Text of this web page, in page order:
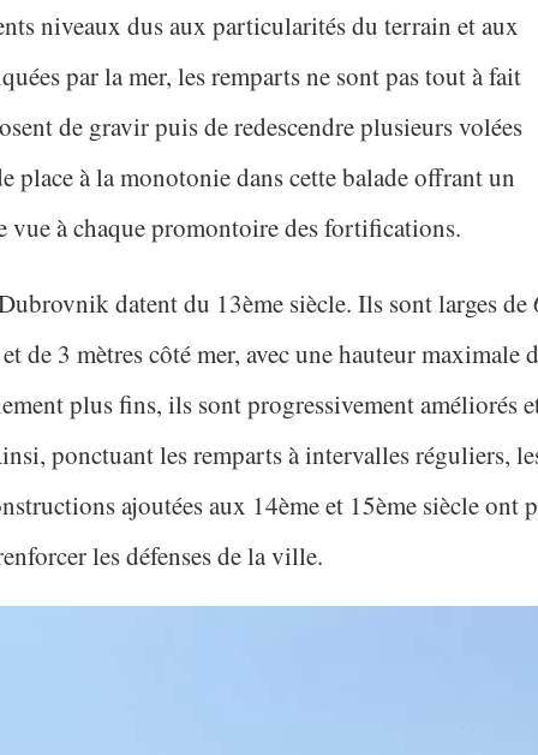
niveaux dus aux particularités du terrain et aux
par la mer, les remparts ne sont pas tout à fait
de gravir puis de redescendre plusieurs volées
place à la monotonie dans cette balade offrant un
vue à chaque promontoire des fortifications.
datent du 13ème siècle. Ils sont larges de
de 3 mètres côté mer, avec une hauteur maximale
plus fins, ils sont progressivement améliorés
ponctuant les remparts à intervalles réguliers,
ajoutées aux 14ème et 15ème siècle ont
les défenses de la ville.